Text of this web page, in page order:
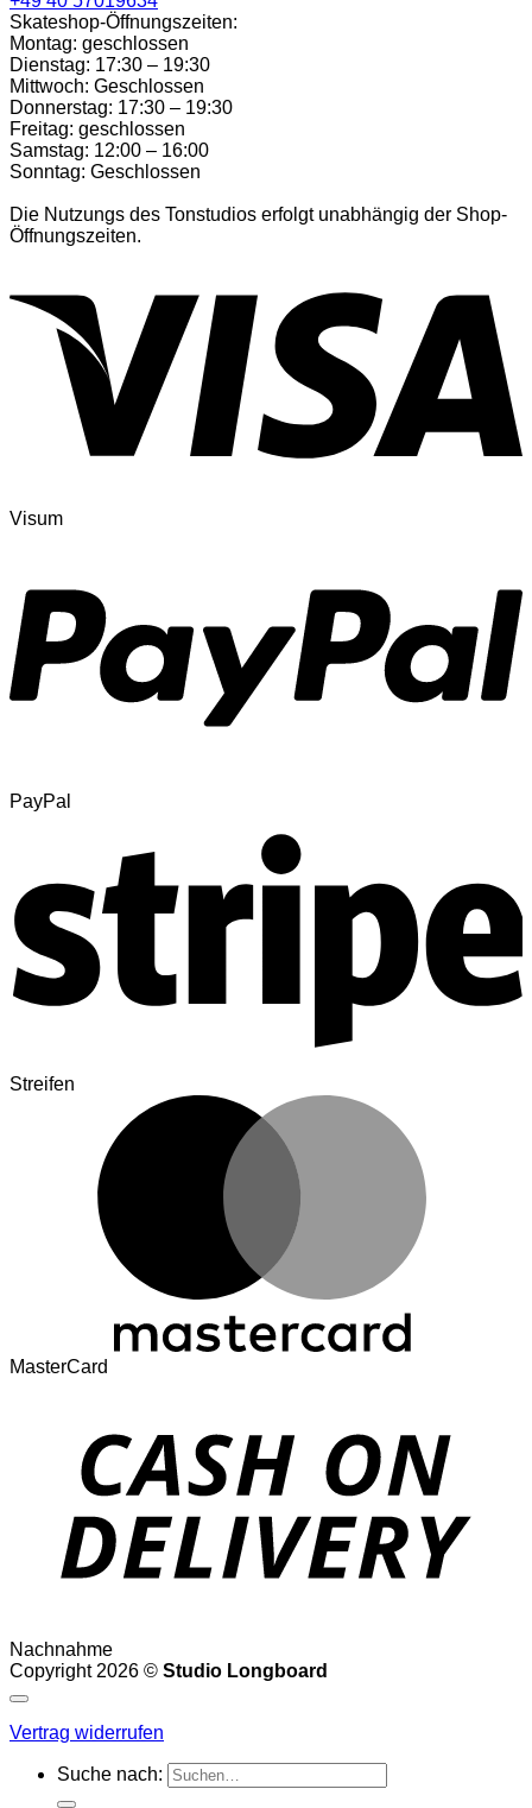
Skateshop-Öffnungszeiten:
Montag: geschlossen
Dienstag: 17:30 – 19:30
Mittwoch: Geschlossen
Donnerstag: 17:30 – 19:30
Freitag: geschlossen
Samstag: 12:00 – 16:00
Sonntag: Geschlossen
Die Nutzungs des Tonstudios erfolgt unabhängig der Shop-
Öffnungszeiten.
Visum
PayPal
Streifen
MasterCard
Nachnahme
Copyright 2026 © Studio Longboard
Vertrag widerrufen
Suche nach: